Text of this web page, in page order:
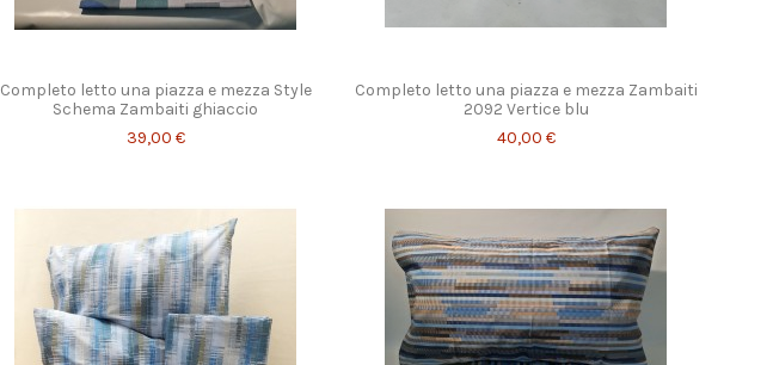
Completo letto una piazza e mezza Style
Schema Zambaiti ghiaccio
39,00 €
Completo letto una piazza e mezza Zambaiti
2092 Vertice blu
40,00 €